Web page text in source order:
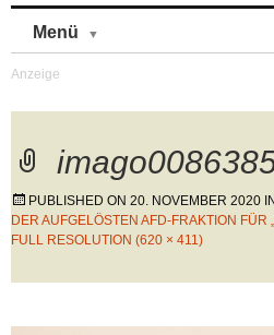
Menü
PUBLISHED ON 20. NOVEMBER 2020 IN
DER AUFGELÖSTEN AFD-FRAKTION FÜR
FULL RESOLUTION (620 × 411)